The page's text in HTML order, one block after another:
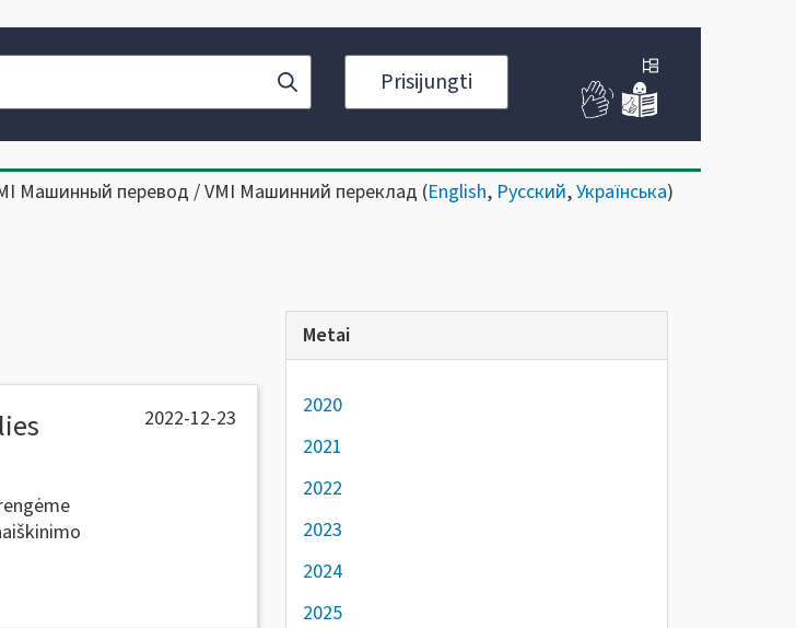
Prisijungti
Машинный перевод / VMI Машинний переклад (English, Русский,Українська)
2022-12-23
Metai
2020
2021
2022
2023
2024
2025